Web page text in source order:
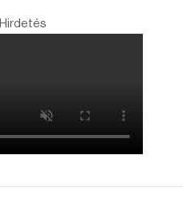
Hirdetés